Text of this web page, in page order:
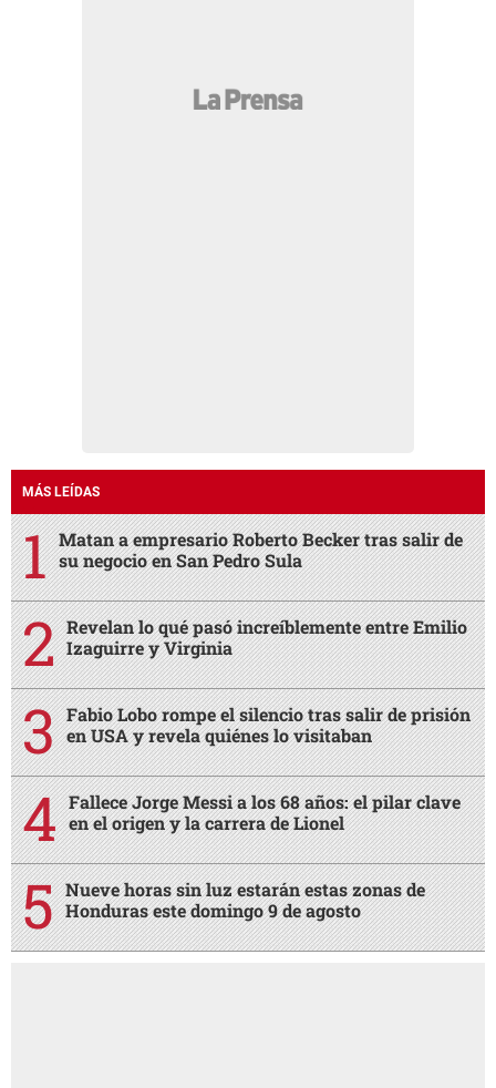
MÁS LEÍDAS
Matan a empresario Roberto Becker tras salir de
su negocio en San Pedro Sula
Revelan lo qué pasó increíblemente entre Emilio
Izaguirre y Virginia
Fabio Lobo rompe el silencio tras salir de prisión
en USA y revela quiénes lo visitaban
Fallece Jorge Messi a los 68 años: el pilar clave
en el origen y la carrera de Lionel
Nueve horas sin luz estarán estas zonas de
Honduras este domingo 9 de agosto